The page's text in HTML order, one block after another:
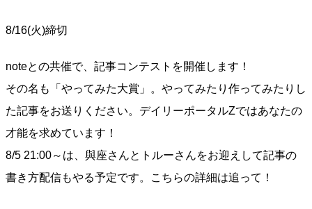
8/16(火)締切
noteとの共催で、記事コンテストを開催します！
その名も「やってみた大賞」。やってみたり作ってみたりし
た記事をお送りください。デイリーポータルZではあなたの
才能を求めています！
8/5 21:00～は、與座さんとトルーさんをお迎えして記事の
書き方配信もやる予定です。こちらの詳細は追って！